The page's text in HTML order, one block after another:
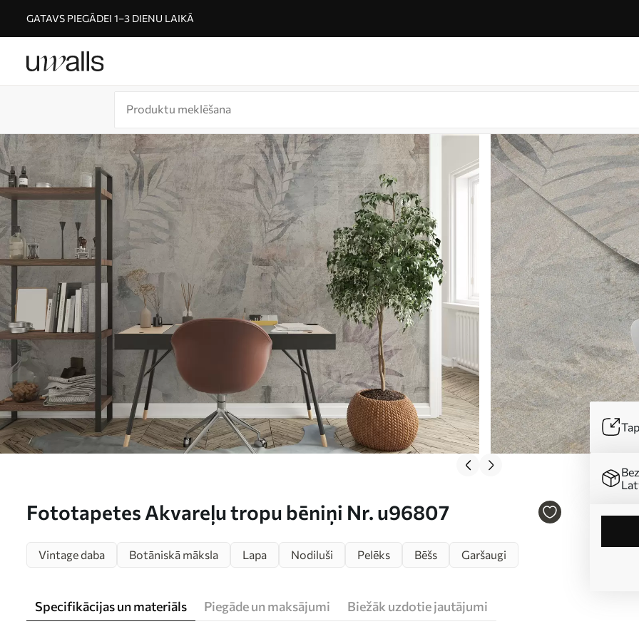
GATAVS PIEGĀDEI 1–3 DIENU LAIKĀ
Fototapetes Akvareļu tropu bēniņi Nr. u96807
Vintage daba Botāniskā māksla Lapa Nodiluši Pelēks Bēšs Garšaugi
Specifikācijas un materiāls Piegāde un maksājumi Biežāk uzdotie jautājumi